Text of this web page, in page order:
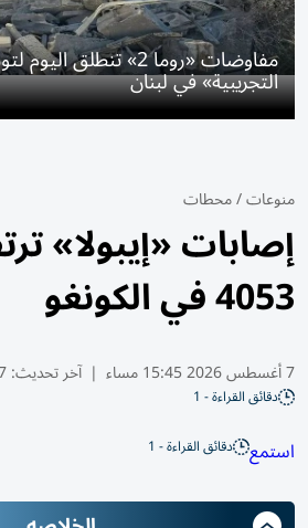
مفاوضات «روما 2» تنطلق
التجريبية» في لبنان
منوعات/محطات
إصابات «إيبولا»
4053 في الكونغو
7 أغسطس 2026 15:45 مساء | آخر تحديث:7 أغسطس
دقائق القراءة - 1
استمع دقائق القراءة - 1